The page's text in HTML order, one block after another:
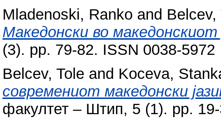
Mladenoski, Ranko and Belcev,
Македонски во македонскиот
(3). pp. 79-82. ISSN 0038-5972
Belcev, Tole and Koceva,
современиот македонски
факултет ‒ Штип, 5 (1). pp.